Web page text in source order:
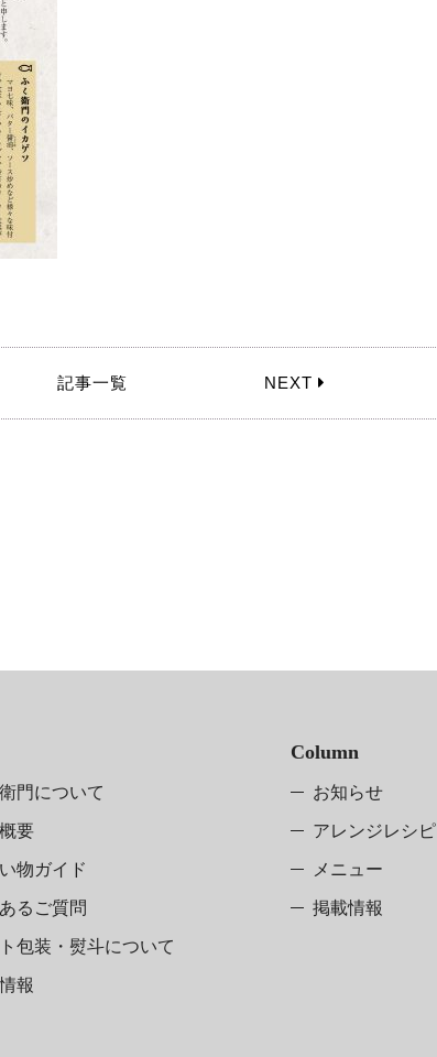
記事一覧 NEXT
門について
要
物ガイド
るご質問
包装・熨斗について
報
Column
お知らせ
アレンジレシピ
メニュー
掲載情報